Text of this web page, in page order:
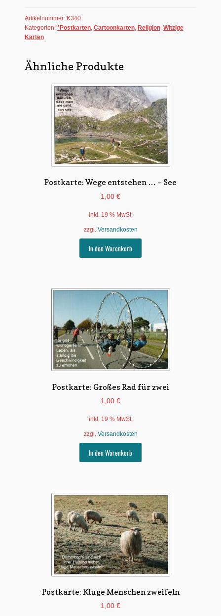
Banane
erschuf
Menge
Artikelnummer: K340
Kategorien: *Postkarten, Cartoonkarten, Religion, Witzige
Karten
Ähnliche Produkte
Postkarte: Wege entstehen … – See
1,00 €
inkl. 19 % MwSt.
zzgl. Versandkosten
In den Warenkorb
Postkarte: Großes Rad für zwei
1,00 €
inkl. 19 % MwSt.
zzgl. Versandkosten
In den Warenkorb
Postkarte: Kluge Menschen zweifeln
1,00 €